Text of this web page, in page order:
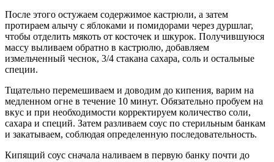
После этого остужаем содержимое кастрюли, а затем
протираем алычу с яблоками и помидорами через дуршлаг,
чтобы отделить мякоть от косточек и шкурок. Получившуюся
массу выливаем обратно в кастрюлю, добавляем
измельченный чеснок, 3/4 стакана сахара, соль и остальные
специи.
Тщательно перемешиваем и доводим до кипения, варим на
медленном огне в течение 10 минут. Обязательно пробуем на
вкус и при необходимости корректируем количество соли,
сахара и специй. Затем разливаем соус по стерильным банкам
и закатываем, соблюдая определенную последовательность.
Кипящий соус сначала наливаем в первую банку почти до